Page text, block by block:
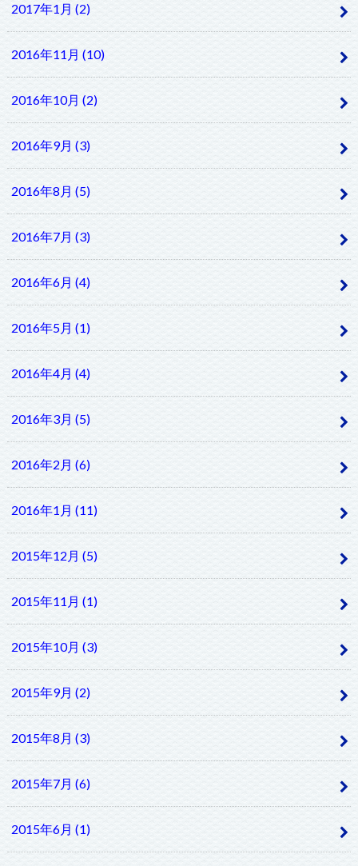
2017年1月 (2)
2016年11月 (10)
2016年10月 (2)
2016年9月 (3)
2016年8月 (5)
2016年7月 (3)
2016年6月 (4)
2016年5月 (1)
2016年4月 (4)
2016年3月 (5)
2016年2月 (6)
2016年1月 (11)
2015年12月 (5)
2015年11月 (1)
2015年10月 (3)
2015年9月 (2)
2015年8月 (3)
2015年7月 (6)
2015年6月 (1)